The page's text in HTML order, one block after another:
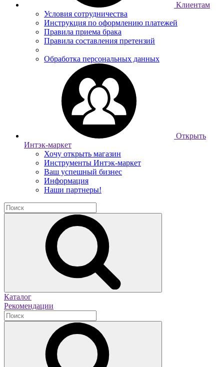
Клиентам
Условия сотрудничества
Инструкция по оформлению платежей
Правила приема брака
Правила составления претензий
Обработка персональных данных
Открыть
Интэк-маркет
Хочу открыть магазин
Инструменты Интэк-маркет
Ваш успешный бизнес
Информация
Наши партнеры!
Каталог
Рекомендации